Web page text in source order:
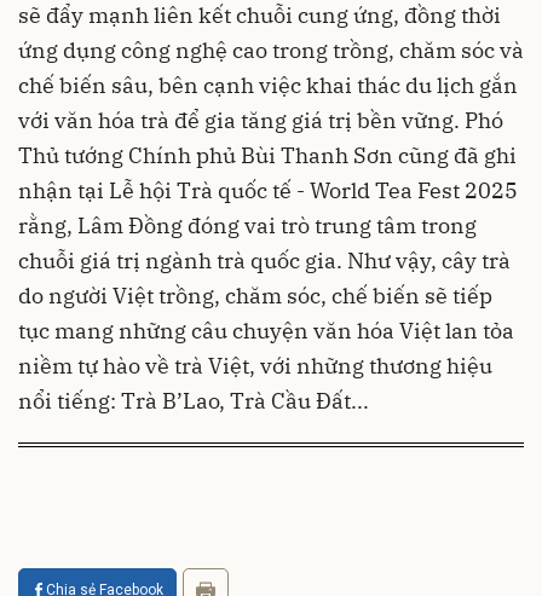
sẽ đẩy mạnh liên kết chuỗi cung ứng, đồng thời
ứng dụng công nghệ cao trong trồng, chăm sóc và
chế biến sâu, bên cạnh việc khai thác du lịch gắn
với văn hóa trà để gia tăng giá trị bền vững. Phó
Thủ tướng Chính phủ Bùi Thanh Sơn cũng đã ghi
nhận tại Lễ hội Trà quốc tế - World Tea Fest 2025
rằng, Lâm Đồng đóng vai trò trung tâm trong
chuỗi giá trị ngành trà quốc gia. Như vậy, cây trà
do người Việt trồng, chăm sóc, chế biến sẽ tiếp
tục mang những câu chuyện văn hóa Việt lan tỏa
niềm tự hào về trà Việt, với những thương hiệu
nổi tiếng: Trà B’Lao, Trà Cầu Đất...
Chia sẻ Facebook